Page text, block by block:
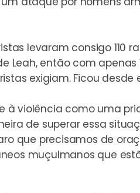
levaram consigo 110
então com apenas
exigiam. Ficou desde
à violência como uma
de superar essa
que precisamos de
muçulmanos que